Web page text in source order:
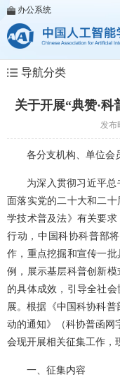
办公系统
导航分类
关于开展“典赞·
发布
各分支机构、单位会
为深入贯彻习近平
面落实党的二十大和二
学技术普及法》有关要
行动，中国科协科普部
作，重点挖掘和宣传一
例，展示基层科普创新
的具体成效，引导全社
展。根据《中国科协科普
动的通知》（科协普函网
会现开展相关征集工作，
一、 征集内容